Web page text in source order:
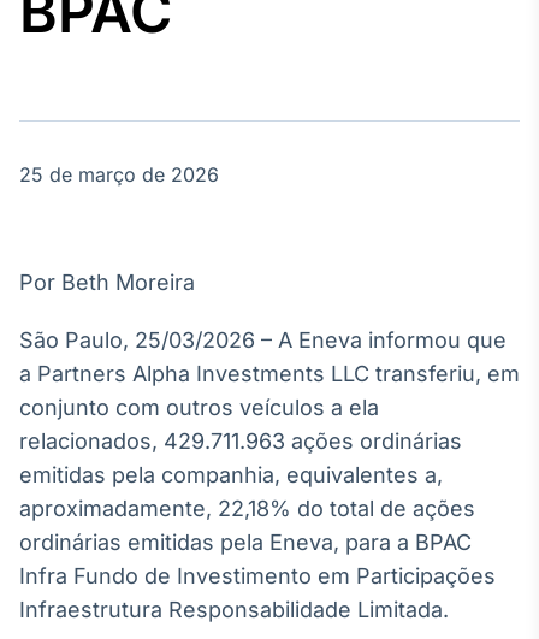
Broadcast
O setor de
energia elétrica
no Brasil
Broadcast
White Label
Plataforma para
conteúdos
25 de março de 2026
Por Beth Moreira
São Paulo, 25/03/2026 – A Eneva informou que
a Partners Alpha Investments LLC transferiu, em
conjunto com outros veículos a ela
relacionados, 429.711.963 ações ordinárias
emitidas pela companhia, equivalentes a,
aproximadamente, 22,18% do total de ações
ordinárias emitidas pela Eneva, para a BPAC
Infra Fundo de Investimento em Participações
Infraestrutura Responsabilidade Limitada.